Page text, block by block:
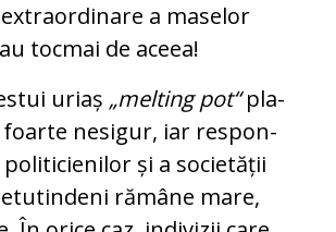
a maselor
tocmai de aceea!
uriaș „melting pot“pla­
foarte nesigur, iar res­pon­
și a societății
rămâne mare,